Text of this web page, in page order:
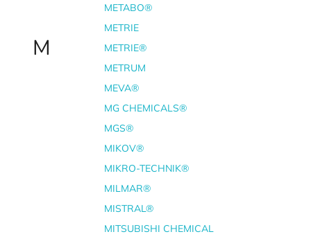
M
METABO®
METRIE
METRIE®
METRUM
MEVA®
MG CHEMICALS®
MGS®
MIKOV®
MIKRO-TECHNIK®
MILMAR®
MISTRAL®
MITSUBISHI CHEMICAL